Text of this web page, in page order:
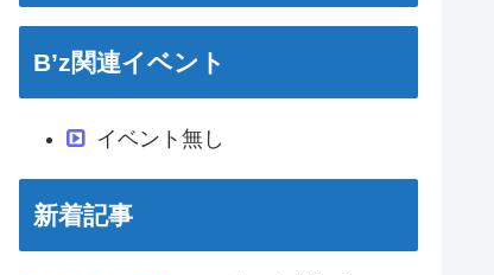
B’z関連イベント
イベント無し
新着記事